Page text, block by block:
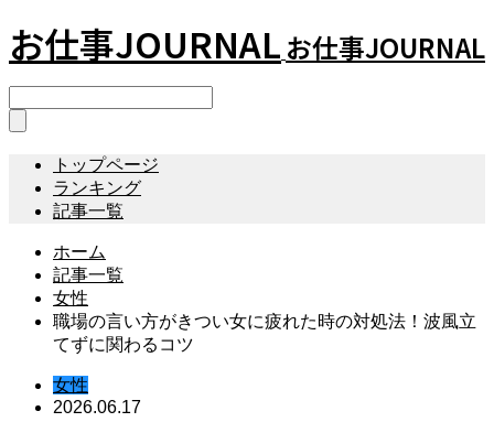
お仕事JOURNAL お仕事JOURNAL
トップページ
ランキング
記事一覧
ホーム
記事一覧
女性
職場の言い方がきつい女に疲れた時の対処法！波風立
てずに関わるコツ
女性
2026.06.17